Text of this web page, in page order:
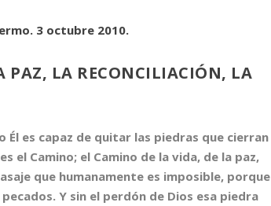
3 octubre 2010.
PAZ, LA RECONCILIACIÓN, LA
Él es capaz de quitar las piedras que cierran
el Camino; el Camino de la vida, de la paz,
que humanamente es imposible, porque
Y sin el perdón de Dios esa piedra